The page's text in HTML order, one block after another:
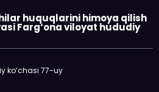
huquqlarini himoya qilish
Farg‘ona viloyat hududiy
ko‘chasi 77-uy